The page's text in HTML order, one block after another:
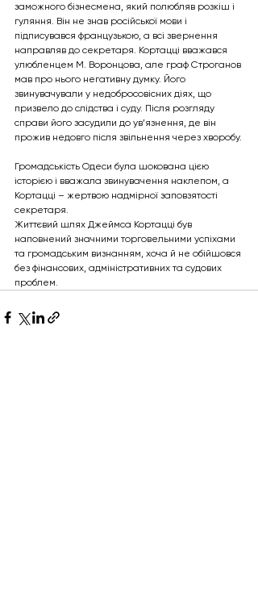
заможного бізнесмена, який полюбляв розкіш і
гуляння. Він не знав російської мови і
підписувався французькою, а всі звернення
направляв до секретаря. Кортацці вважався
улюбленцем М. Воронцова, але граф Строганов
мав про нього негативну думку. Його
звинувачували у недобросовісних діях, що
призвело до слідства і суду. Після розгляду
справи його засудили до ув’язнення, де він
прожив недовго після звільнення через хворобу.
Громадськість Одеси була шокована цією
історією і вважала звинувачення наклепом, а
Кортацці – жертвою надмірної заповзятості
секретаря.
Життєвий шлях Джеймса Кортацці був
наповнений значними торговельними успіхами
та громадським визнанням, хоча й не обійшовся
без фінансових, адміністративних та судових
проблем.